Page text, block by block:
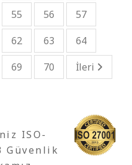
55 56
57
62 63
64
69 70 İleri
ISO-
Güvenlik